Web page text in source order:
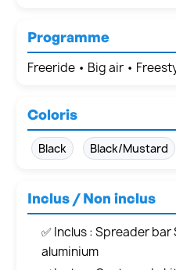
Programme
Freeride • Big air •
Coloris
Black Black/Mustard
Inclus / Non inclus
✅ Inclus : Spreader
aluminium